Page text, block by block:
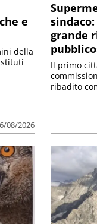
e
08/2026
della
grande
Il primo
ribadito